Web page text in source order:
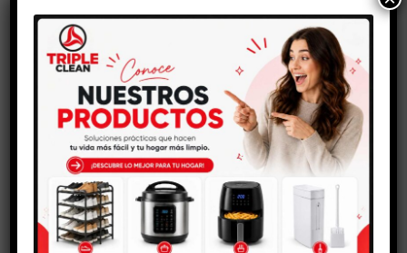
CONTENEDOR DE
BASURA 240 LITROS
$373.750 -$ 411.250
de
precios:
desde
$373.750
hasta
$411.250
SELECCIONAR OPCIONES
CONTENEDOR DE
BASURA 360 LITROS
561.250
SELECCIONAR OPCIONES
AGOTADO